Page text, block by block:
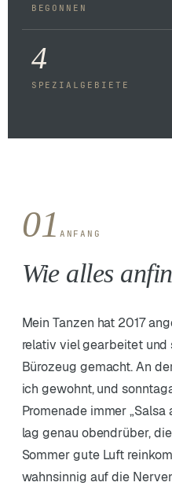
BEGONNEN
4
SPEZIALGEBIETE
01 ANFANG
Wie alles
Mein Tanzen hat 2017
relativ viel gearbeitet
Bürozeug gemacht. An
ich gewohnt, und
Promenade immer „Salsa
lag genau obendrüber,
Sommer gute Luft
wahnsinnig auf die